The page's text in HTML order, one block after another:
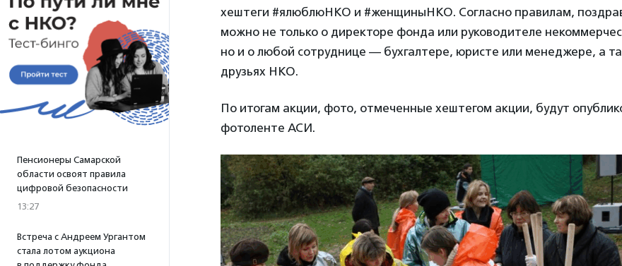
Пенсионеры Самарской
области освоят правила
цифровой безопасности
13:27
Встреча с Андреем Ургантом
стала лотом аукциона
хештеги #ялюблюНКО и #женщиныНКО. Согласно правилам,
можно не только о директоре фонда или руководителе
но и о любой сотруднице — бухгалтере, юристе или менеджере, а
друзьях НКО.
По итогам акции, фото, отмеченные хештегом акции, будут
фотоленте АСИ.